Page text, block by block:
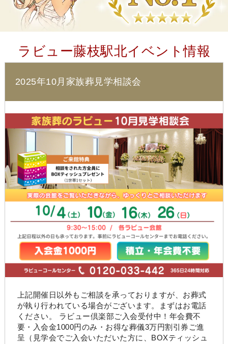
ラビュー藤枝駅北イベント情報
2025年10月家族葬見学相談会
上記開催日以外もご相談を承っておりますが、お葬式
が執り行われている場合がございます。まずはお電話
ください。 ラビュー倶楽部ご入会受付中！年会費不
要・入会金1000円のみ・お得な葬儀3万円割引券ご進
呈（見学会でご入会いただいた方に、BOXティッシュ